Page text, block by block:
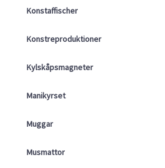
Konstaffischer
Konstreproduktioner
Kylskåpsmagneter
Manikyrset
Muggar
Musmattor